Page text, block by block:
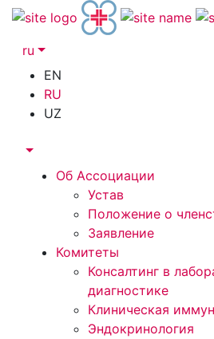
ru
EN
RU
UZ
Об Ассоциации
Устав
Положение о
Заявление
Комитеты
Консалтинг в
диагностике
Клиническая
Эндокринология